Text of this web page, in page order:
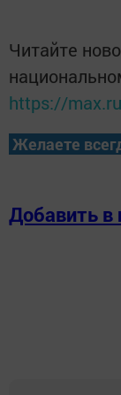
Читайте
https://
Желаете
Добавить в